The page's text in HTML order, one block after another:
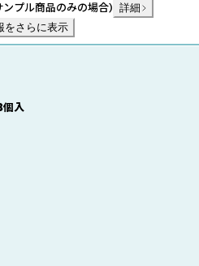
ンプル商品のみの場合) 詳細
をさらに表示
個入